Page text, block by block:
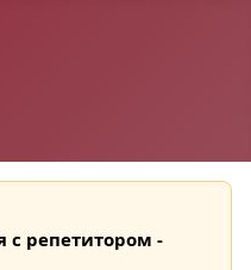
с репетитором -